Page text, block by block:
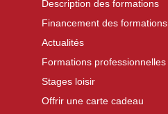
Description des formations
Financement des formations
Actualités
Formations professionnelles
Stages loisir
Offrir une carte cadeau